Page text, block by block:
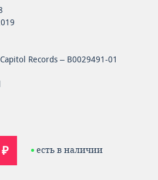
Records – B0029491-01
есть в наличии